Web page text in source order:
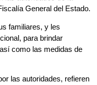
General del Estado.
familiares, y les
para brindar
como las medidas de
las autoridades, refieren